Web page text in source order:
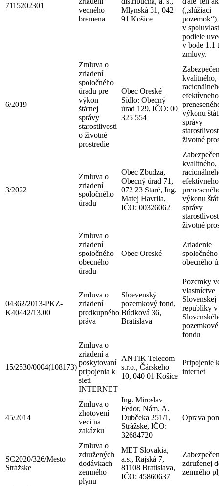
7115202301
vecného
bremena
Mlynská 31, 042
91 Košice
(„slúžiaci
pozemok“),
v
podiele
v bode 1.1
zmluvy.
6/2019
Zmluva o
zriadení
spoločného
úradu pre
výkon
štátnej
správy
starostlivosti
o životné
prostredie
Obec Oreské
Sídlo: Obecný
úrad 129, IČO: 00
325 554
kvalitného,
efektívneho
výkonu
správy
životné
3/2022
Zmluva o
zriadení
spoločného
úradu
Obec Zbudza,
Obecný úrad 71,
072 23 Staré, Ing.
Matej Havrila,
IČO: 00326062
kvalitného,
efektívneho
výkonu
správy
životné
Zmluva o
zriadení
spoločného
obecného
úradu
Obec Oreské
Zriadenie
spoločného
obecného
04362/2013-PKZ-
K40442/13.00
Zmluva o
zriadení
predkupného
práva
Sloevenský
pozemkový fond,
Búdková 36,
Bratislava
Pozemky
vlastníctve
Slovenskej
republiky v
fondu
15/2530/0004(108173)
Zmluva o
zriadení a
poskytovaní
pripojenia k
sieti
INTERNET
ANTIK Telecom
s.r.o., Čárskeho
10, 040 01 Košice
Pripojenie
internet
45/2014
Zmluva o
zhotovení
veci na
zakázku
Ing. Miroslav
Fedor, Nám. A.
Dubčeka 251/1,
Strážske, IČO:
32684720
Oprava
SC2020/326/Mesto
Strážske
Zmluva o
združených
dodávkach
zemného
plynu
MET Slovakia,
a.s., Rajská 7,
81108 Bratislava,
IČO: 45860637
združenej
zemného